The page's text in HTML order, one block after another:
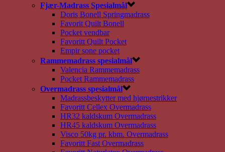
Fjær-Madrass Spesialmål
Doris Bonell Springmadrass
Favorit Quilt Bonell
Pocket vendbar
Favoritt Quilt Pocket
Empir sone pocket
Rammemadrass spesialmål
Valencia Rammemadrass
Pocket Rammemadrass
Overmadrass spesialmål
Madrassbeskytter med hjørnestrikker
Favoritt Cellex Overmadrass
HR32 kaldskum Overmadrass
HR45 kaldskum Overmadrass
Visco 50kg pr. kbm. Overmadrass
Favoritt Fast Overmadrass